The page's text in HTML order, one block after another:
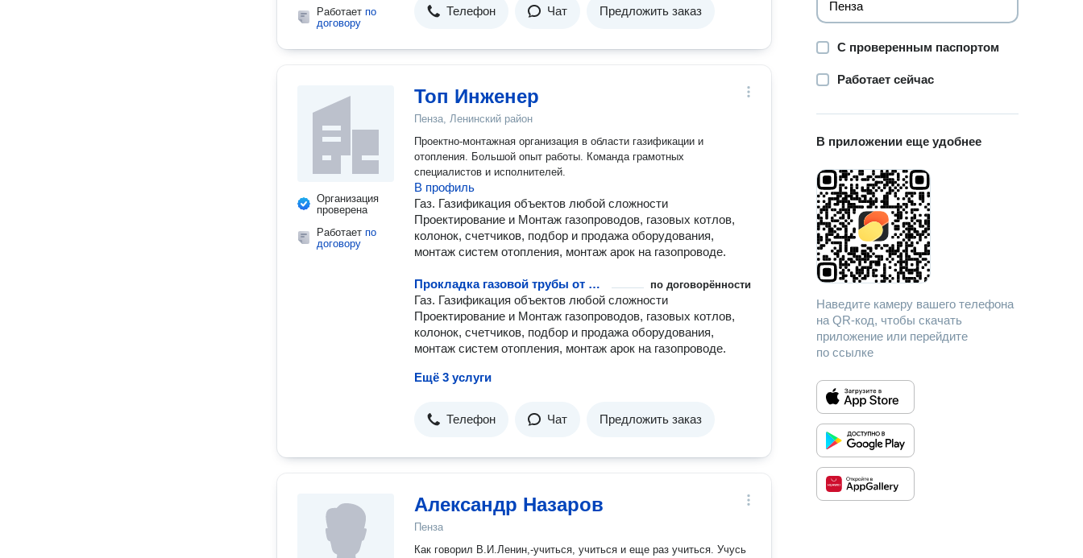
Работает по
договору
Телефон Чат Предложить заказ
Организация
проверена
Работает по
договору
Топ Инженер
Пенза, Ленинский район
Проектно-монтажная организация в области газификации и
отопления. Большой опыт работы. Команда грамотных
специалистов и исполнителей.
В профиль
Газ. Газификация объектов любой сложности
Проектирование и Монтаж газопроводов, газовых котлов,
колонок, счетчиков, подбор и продажа оборудования,
монтаж систем отопления, монтаж арок на газопроводе.
Прокладка газовой трубы от резервуара до дома по договорённости
Газ. Газификация объектов любой сложности
Проектирование и Монтаж газопроводов, газовых котлов,
колонок, счетчиков, подбор и продажа оборудования,
монтаж систем отопления, монтаж арок на газопроводе.
Ещё 3 услуги
Телефон Чат Предложить заказ
Александр Назаров
Пенза
Как говорил В.И.Ленин,-учиться, учиться и еще раз учиться. Учусь
С проверенным паспортом
Работает сейчас
В приложении еще удобнее
Наведите камеру вашего телефона
на QR-код, чтобы скачать
приложение или перейдите
по ссылке